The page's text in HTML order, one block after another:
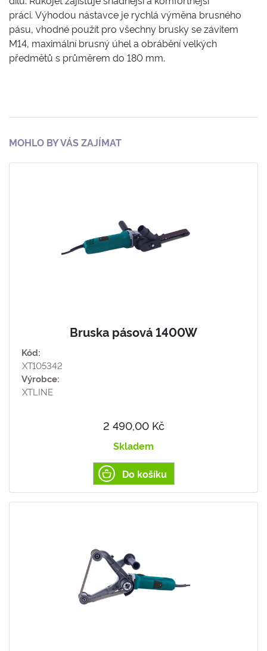
práci. Výhodou nástavce je rychlá výměna brusného
pásu, vhodné použít pro všechny brusky se závitem
M14, maximální brusný úhel a obrábění velkých
předmětů s průměrem do 180 mm.
MOHLO BY VÁS ZAJÍMAT
Bruska pásová 1400W
Kód:
XT105342
Výrobce:
XTLINE
2 490,00 Kč
Skladem
Do košíku